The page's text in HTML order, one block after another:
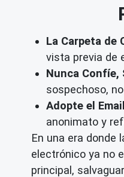
La Carpeta de
vista previa de
Nunca Confíe,
sospechoso,
Adopte el
anonimato y
En una era
electrónico ya no
principal,